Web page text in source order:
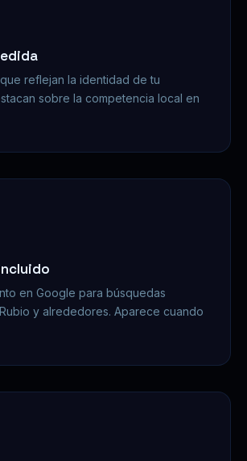
reflejan la identidad de tu
sobre la competencia local en
en Google para búsquedas
y alrededores. Aparece cuando